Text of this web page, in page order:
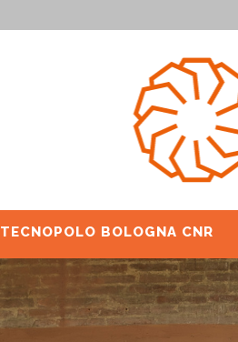
TECNOPOLO BOLOGNA CNR